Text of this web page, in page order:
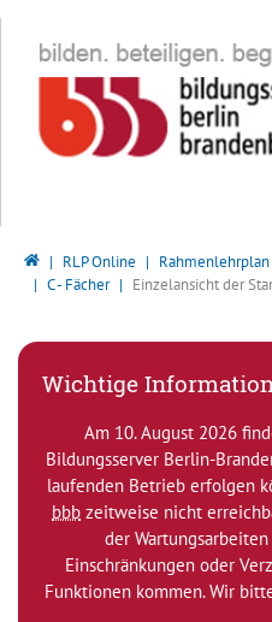
Bildungsserver Berlin -
RLP Online
C - Fächer
Einzelansicht der
Wichtige
Am 10. August 2026
Bildungsserver Berlin-
laufenden Betrieb erfolgen
bbb zeitweise nicht
der
Einschränkungen oder
Funktionen kommen. Wir